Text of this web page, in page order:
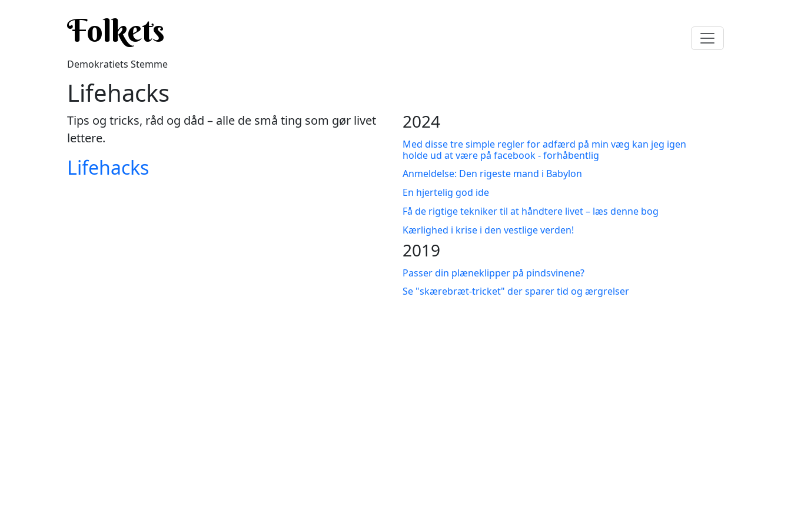
Folkets
Demokratiets Stemme
Lifehacks
Tips og tricks, råd og dåd – alle de små ting som gør livet
lettere.
Lifehacks
2024
Med disse tre simple regler for adfærd på min væg kan jeg igen
holde ud at være på facebook - forhåbentlig
Anmeldelse: Den rigeste mand i Babylon
En hjertelig god ide
Få de rigtige tekniker til at håndtere livet – læs denne bog
Kærlighed i krise i den vestlige verden!
2019
Passer din plæneklipper på pindsvinene?
Se "skærebræt-tricket" der sparer tid og ærgrelser